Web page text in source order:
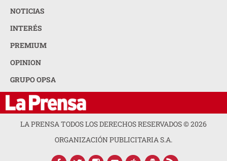
NOTICIAS
INTERÉS
PREMIUM
OPINION
GRUPO OPSA
LA PRENSA TODOS LOS DERECHOS RESERVADOS ©2026
ORGANIZACIÓN PUBLICITARIA S.A.